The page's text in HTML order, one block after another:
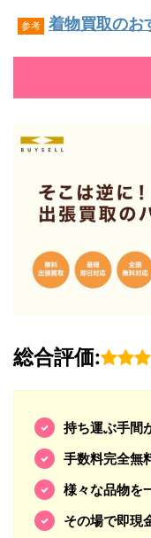
参考 着物買取のお
総合評価:
持ち運ぶ手間
手数料完全無
様々な品物を
その場で即現